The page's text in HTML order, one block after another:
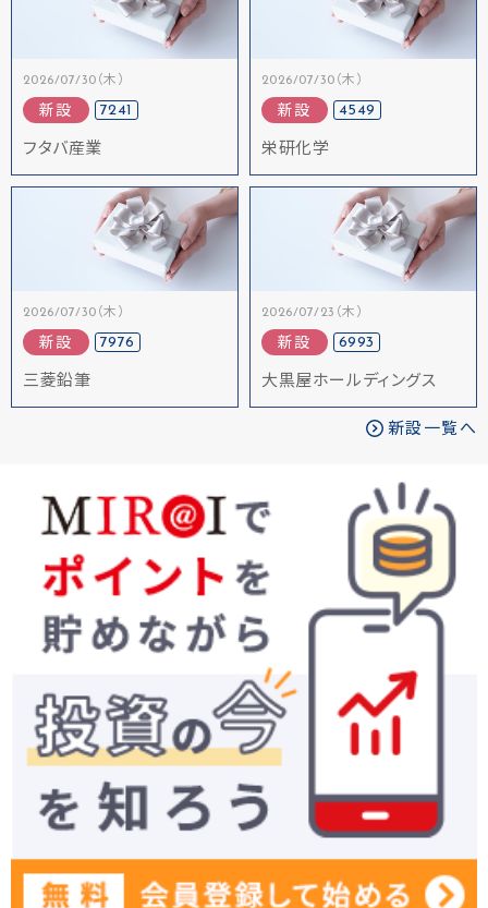
2026/07/30（木）
新設 7241
フタバ産業
2026/07/30（木）
新設 4549
栄研化学
2026/07/30（木）
新設 7976
三菱鉛筆
2026/07/23（木）
新設 6993
大黒屋ホールディングス
新設一覧へ